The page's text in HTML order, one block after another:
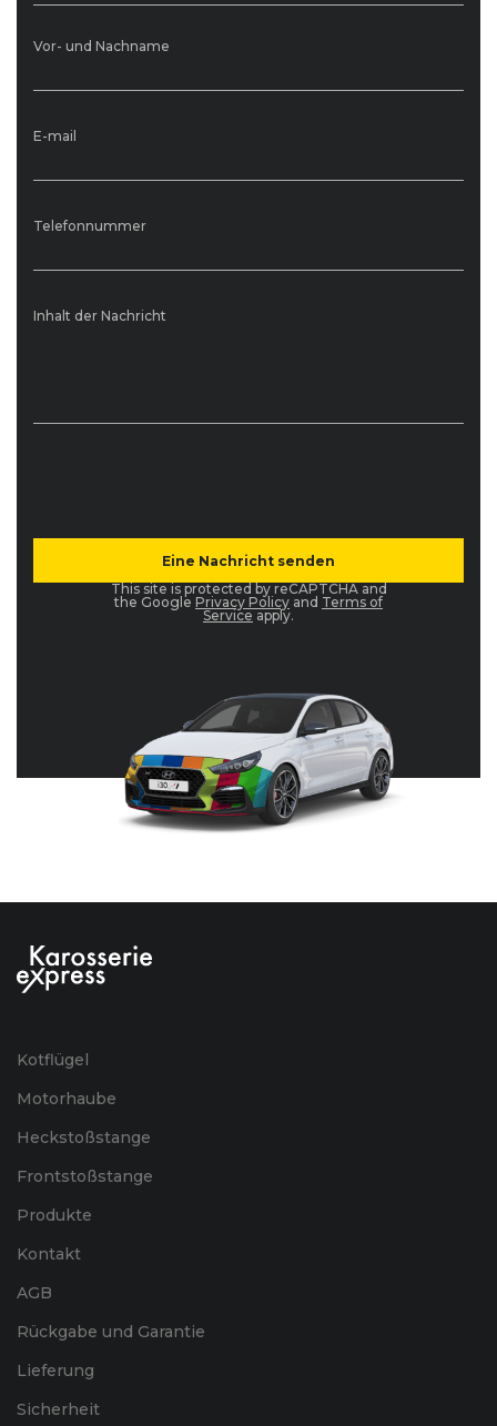
Vor- und Nachname
E-mail
Telefonnummer
Inhalt der Nachricht
This site is protected by reCAPTCHA and
the Google Privacy Policy and Terms of
Service apply.
Kotflügel
Motorhaube
Heckstoßstange
Frontstoßstange
Produkte
Kontakt
AGB
Rückgabe und Garantie
Lieferung
Sicherheit